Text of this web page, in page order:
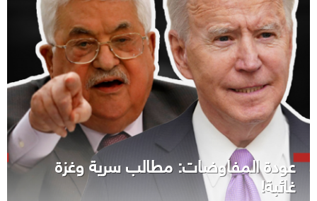
عودة المفاوضات: مطالب سرية وغزة
غائبة!